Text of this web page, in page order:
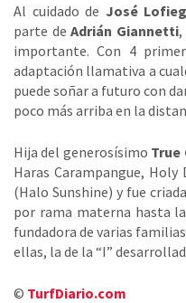
Al cuidado de José
parte de Adrián Giannetti,
importante. Con 4
adaptación llamativa a
puede soñar a futuro con
poco más arriba en la
Hija del generosísimo True
Haras Carampangue,
(Halo Sunshine) y fue
por rama materna hasta
fundadora de varias
ellas, la de la “I”
© TurfDiario.com